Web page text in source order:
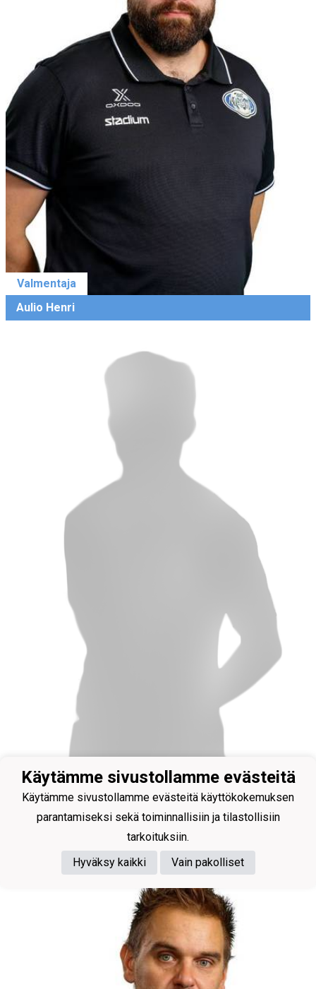
Valmentaja
Aulio Henri
Valmentaja
Berg Tomi
Käytämme sivustollamme evästeitä
Käytämme sivustollamme evästeitä käyttökokemuksen
parantamiseksi sekä toiminnallisiin ja tilastollisiin
tarkoituksiin.
Hyväksy kaikki
Vain pakolliset